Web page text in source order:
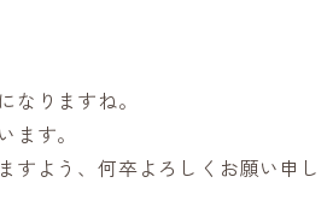
りますね。
す。
よう、何卒よろしくお願い申し